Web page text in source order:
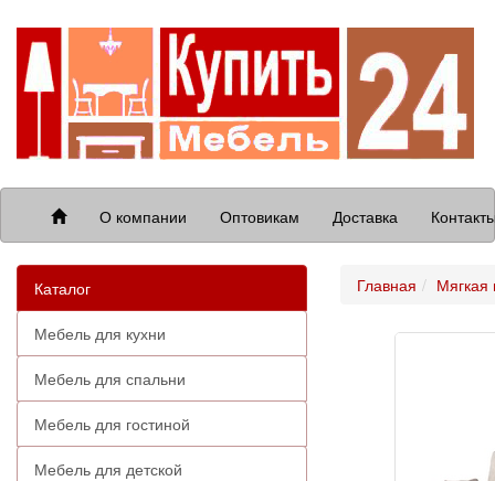
О компании Оптовикам Доставка
Каталог
Мебель для кухни
Мебель для спальни
Мебель для гостиной
Мебель для детской
Главная Мягкая